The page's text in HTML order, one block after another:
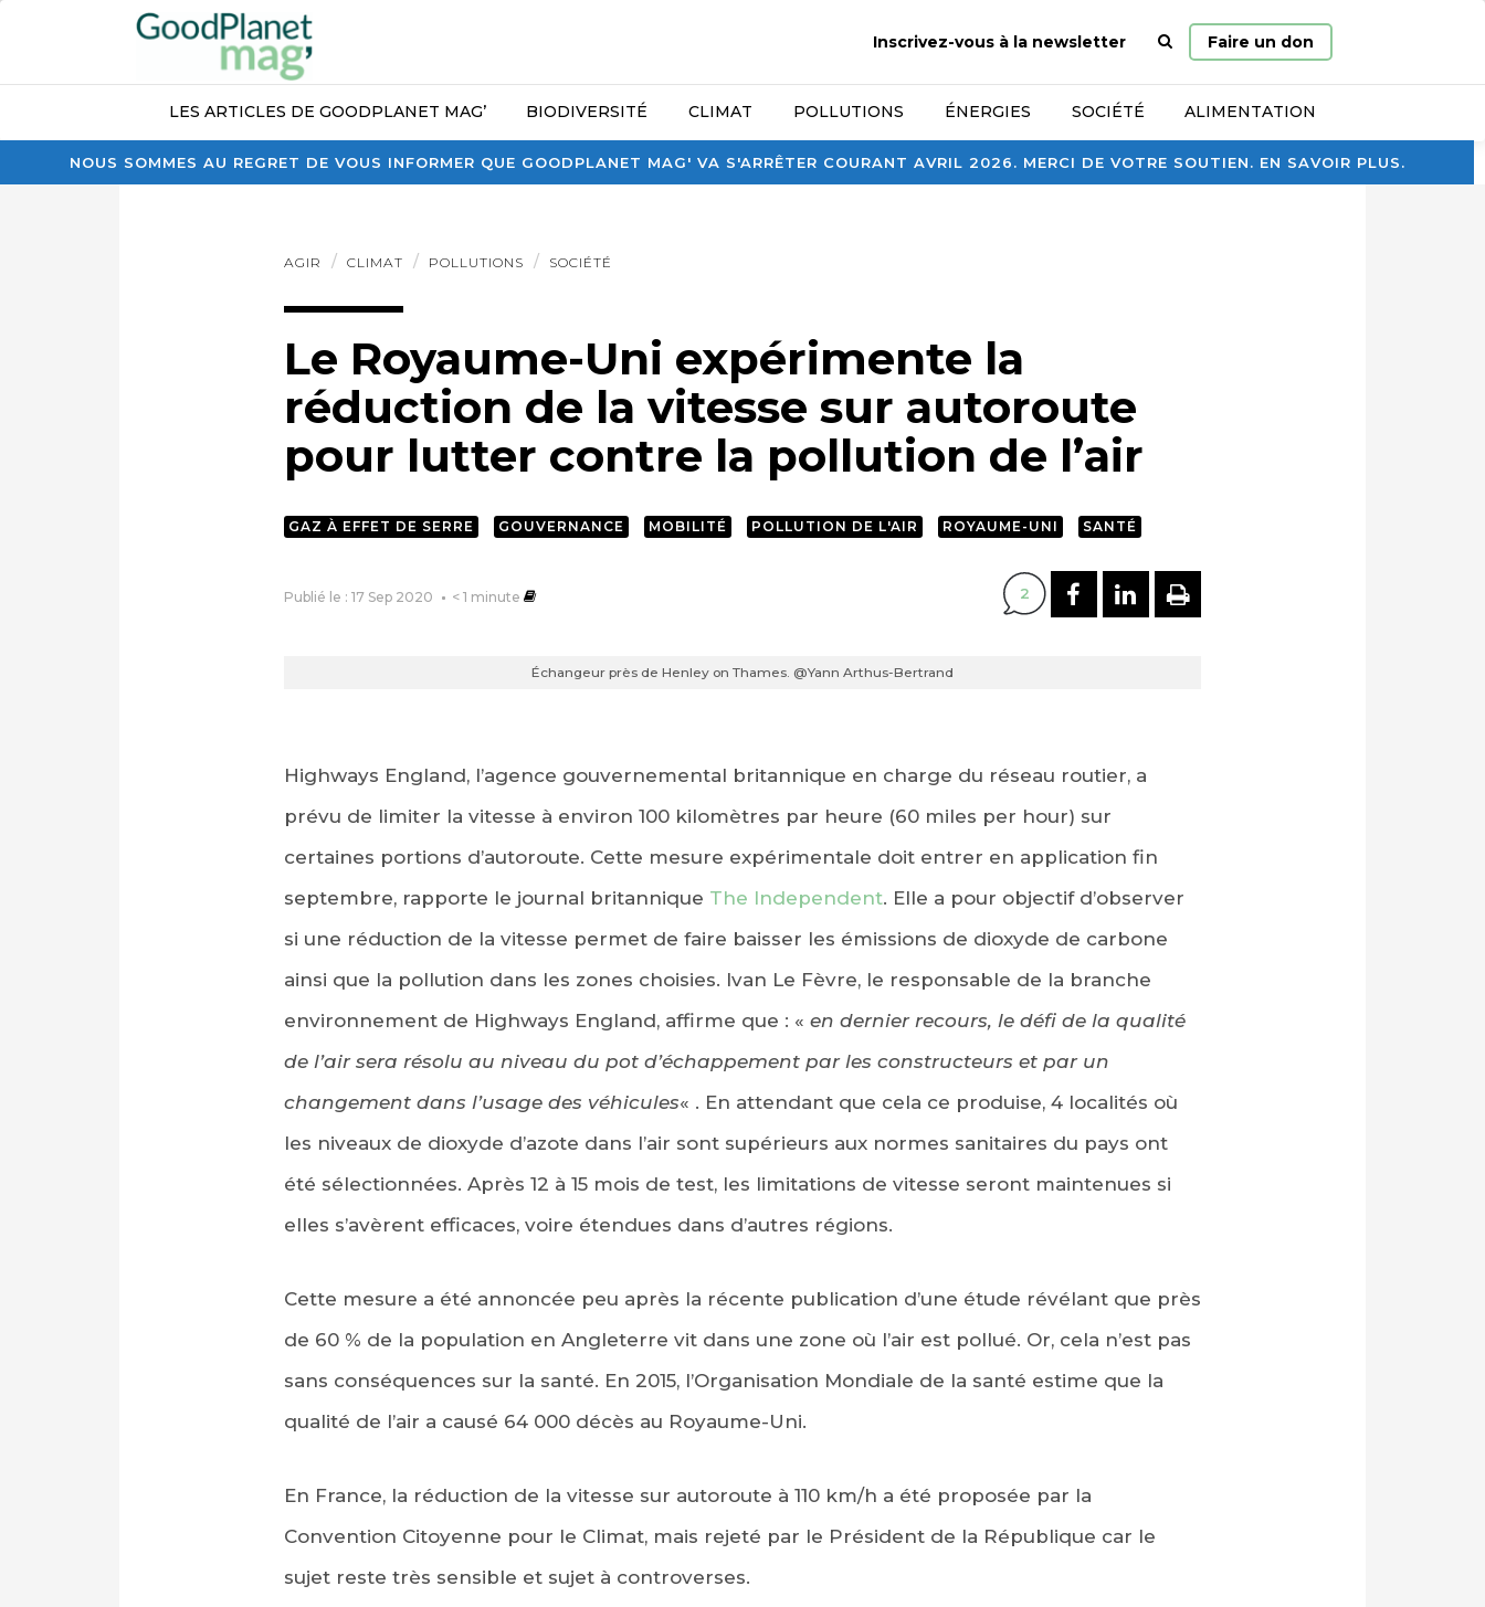
NOUS SOMMES AU REGRET DE VOUS INFORMER QUE GOODPLANET MAG' VA S'ARRÊTER COURANT AVRIL 2026. MERCI DE VOTRE SOUTIEN. EN SAVOIR PLUS.
Inscrivez-vous à la newsletter
Page
d’accueil
Faire un don
LES ARTICLES DE GOODPLANET MAG’ BIODIVERSITÉ CLIMAT POLLUTIONS ÉNERGIES SOCIÉTÉ ALIMENTATION
AGIR CLIMAT POLLUTIONS SOCIÉTÉ
Le Royaume-Uni expérimente la
réduction de la vitesse sur autoroute
pour lutter contre la pollution de l’air
GAZ À EFFET DE SERRE GOUVERNANCE MOBILITÉ POLLUTION DE L'AIR ROYAUME-UNI SANTÉ
Publié le : 17 Sep 2020 < 1 minute 2 PARTAGER SUR FACEBOOK
PARTAGER SUR
IMPRIMER
Échangeur près de Henley on Thames. @Yann Arthus-Bertrand
Highways England, l’agence gouvernemental britannique en charge du réseau routier, a
prévu de limiter la vitesse à environ 100 kilomètres par heure (60 miles per hour) sur
certaines portions d’autoroute. Cette mesure expérimentale doit entrer en application fin
septembre, rapporte le journal britannique The Independent. Elle a pour objectif d’observer
si une réduction de la vitesse permet de faire baisser les émissions de dioxyde de carbone
ainsi que la pollution dans les zones choisies. Ivan Le Fèvre, le responsable de la branche
environnement de Highways England, affirme que : « en dernier recours, le défi de la qualité
de l’air sera résolu au niveau du pot d’échappement par les constructeurs et par un
changement dans l’usage des véhicules« . En attendant que cela ce produise, 4 localités où
les niveaux de dioxyde d’azote dans l’air sont supérieurs aux normes sanitaires du pays ont
été sélectionnées. Après 12 à 15 mois de test, les limitations de vitesse seront maintenues si
elles s’avèrent efficaces, voire étendues dans d’autres régions.
Cette mesure a été annoncée peu après la récente publication d’une étude révélant que près
de 60 % de la population en Angleterre vit dans une zone où l’air est pollué. Or, cela n’est pas
sans conséquences sur la santé. En 2015, l’Organisation Mondiale de la santé estime que la
qualité de l’air a causé 64 000 décès au Royaume-Uni.
En France, la réduction de la vitesse sur autoroute à 110 km/h a été proposée par la
Convention Citoyenne pour le Climat, mais rejeté par le Président de la République car le
sujet reste très sensible et sujet à controverses.